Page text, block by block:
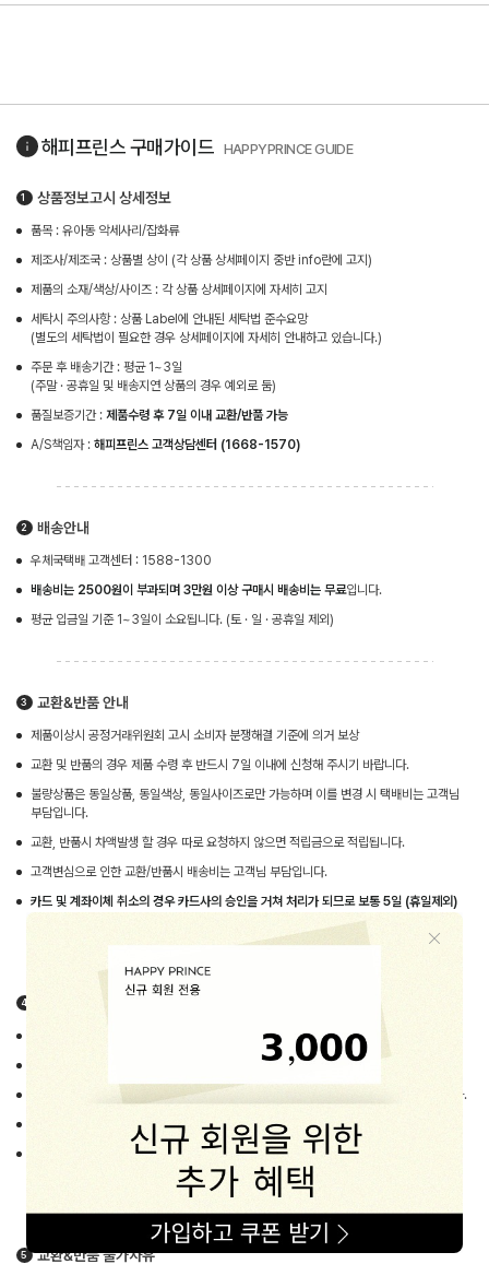
해피프린스구매가이드 HAPPYPRINCE GUIDE
상품정보고시 상세정보
품목 : 유아동 악세사리/잡화류
제조사/제조국 : 상품별 상이 (각 상품 상세페이지 중반 info란에 고지)
제품의 소재/색상/사이즈 : 각 상품 상세페이지에 자세히 고지
세탁시 주의사항 : 상품 Label에 안내된 세탁법 준수요망
(별도의 세탁법이 필요한 경우 상세페이지에 자세히 안내하고 있습니다.)
주문 후 배송기간 : 평균 1~3일
(주말 · 공휴일 및 배송지연 상품의 경우 예외로 둠)
품질보증기간 : 제품수령 후 7일 이내 교환/반품 가능
A/S책임자 : 해피프린스 고객상담센터 (1668-1570)
배송안내
우체국택배 고객센터 : 1588-1300
배송비는 2500원이 부과되며 3만원 이상 구매시 배송비는 무료입니다.
평균 입금일 기준 1~3일이 소요됩니다. (토 · 일 · 공휴일 제외)
교환&반품 안내
제품이상시 공정거래위원회 고시 소비자 분쟁해결 기준에 의거 보상
교환 및 반품의 경우 제품 수령 후 반드시 7일 이내에 신청해 주시기 바랍니다.
불량상품은 동일상품, 동일색상, 동일사이즈로만 가능하며 이를 변경 시 택배비는 고객님
부담입니다.
교환, 반품시 차액발생 할 경우 따로 요청하지 않으면 적립금으로 적립됩니다.
고객변심으로 인한 교환/반품시 배송비는 고객님 부담입니다.
카드 및 계좌이체 취소의 경우 카드사의 승인을 거쳐 처리가 되므로 보통 5일 (휴일제외)
동봉된 교환요청서에 자세히 기재 후 [교환/반품] 게시판에 신청해주세요.
접수가 완료되면 해피프린스가 택배사에 직접 수거요청을 드립니다.
타택배 이용시 별도의 신청없이 보내주시되 택배비는 반드시 선불
로 보내주시기 바랍니다.
상품을 받은 그대로 (tag, 박스포장, 사은품) 포장해주세요.
기사님 방문 후 수거하여 1~2일 후 해피프린스에 수령되면 되도록 빠른 시일내
교환&반품 불가사유